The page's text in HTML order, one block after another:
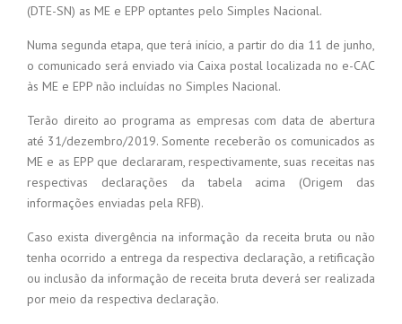
(DTE-SN) as ME e EPP optantes pelo Simples Nacional.
Numa segunda etapa, que terá início, a partir do dia 11 de junho,
o comunicado será enviado via Caixa postal localizada no e-CAC
às ME e EPP não incluídas no Simples Nacional.
Terão direito ao programa as empresas com data de abertura
até 31/dezembro/2019. Somente receberão os comunicados as
ME e as EPP que declararam, respectivamente, suas receitas nas
respectivas declarações da tabela acima (Origem das
informações enviadas pela RFB).
Caso exista divergência na informação da receita bruta ou não
tenha ocorrido a entrega da respectiva declaração, a retificação
ou inclusão da informação de receita bruta deverá ser realizada
por meio da respectiva declaração.